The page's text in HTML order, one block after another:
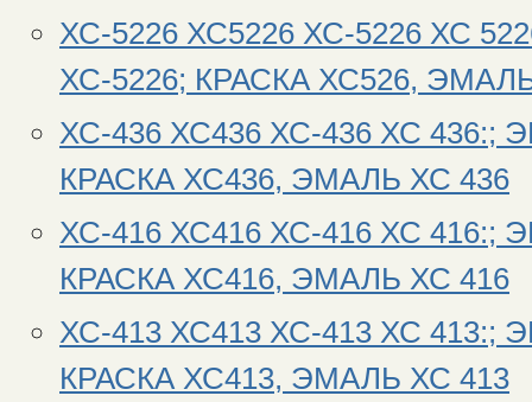
ХС-5226 ХС5226 ХС-5226 ХС
ХС-5226; КРАСКА ХС526,
ХС-436 ХС436 ХС-436 ХС
КРАСКА ХС436, ЭМАЛЬ ХС 436
ХС-416 ХС416 ХС-416 ХС
КРАСКА ХС416, ЭМАЛЬ ХС 416
ХС-413 ХС413 ХС-413 ХС
КРАСКА ХС413, ЭМАЛЬ ХС 413